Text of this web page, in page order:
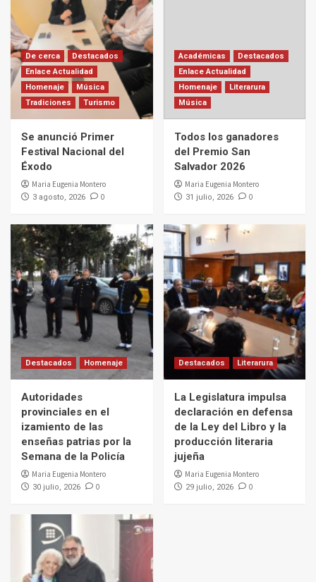
De cerca
Destacados
Enlace Actualidad
Homenaje
Música
Tradiciones
Turismo
Se anunció Primer
Festival Nacional del
Éxodo
Maria Eugenia Montero
3 agosto, 2026 0
Académicas
Destacados
Enlace Actualidad
Homenaje
Literarura
Música
Todos los ganadores
del Premio San
Salvador 2026
Maria Eugenia Montero
31 julio, 2026 0
Destacados Homenaje
Autoridades
provinciales en el
izamiento de las
enseñas patrias por la
Semana de la Policía
Maria Eugenia Montero
30 julio, 2026 0
Destacados Literarura
La Legislatura impulsa
declaración en defensa
de la Ley del Libro y la
producción literaria
jujeña
Maria Eugenia Montero
29 julio, 2026 0